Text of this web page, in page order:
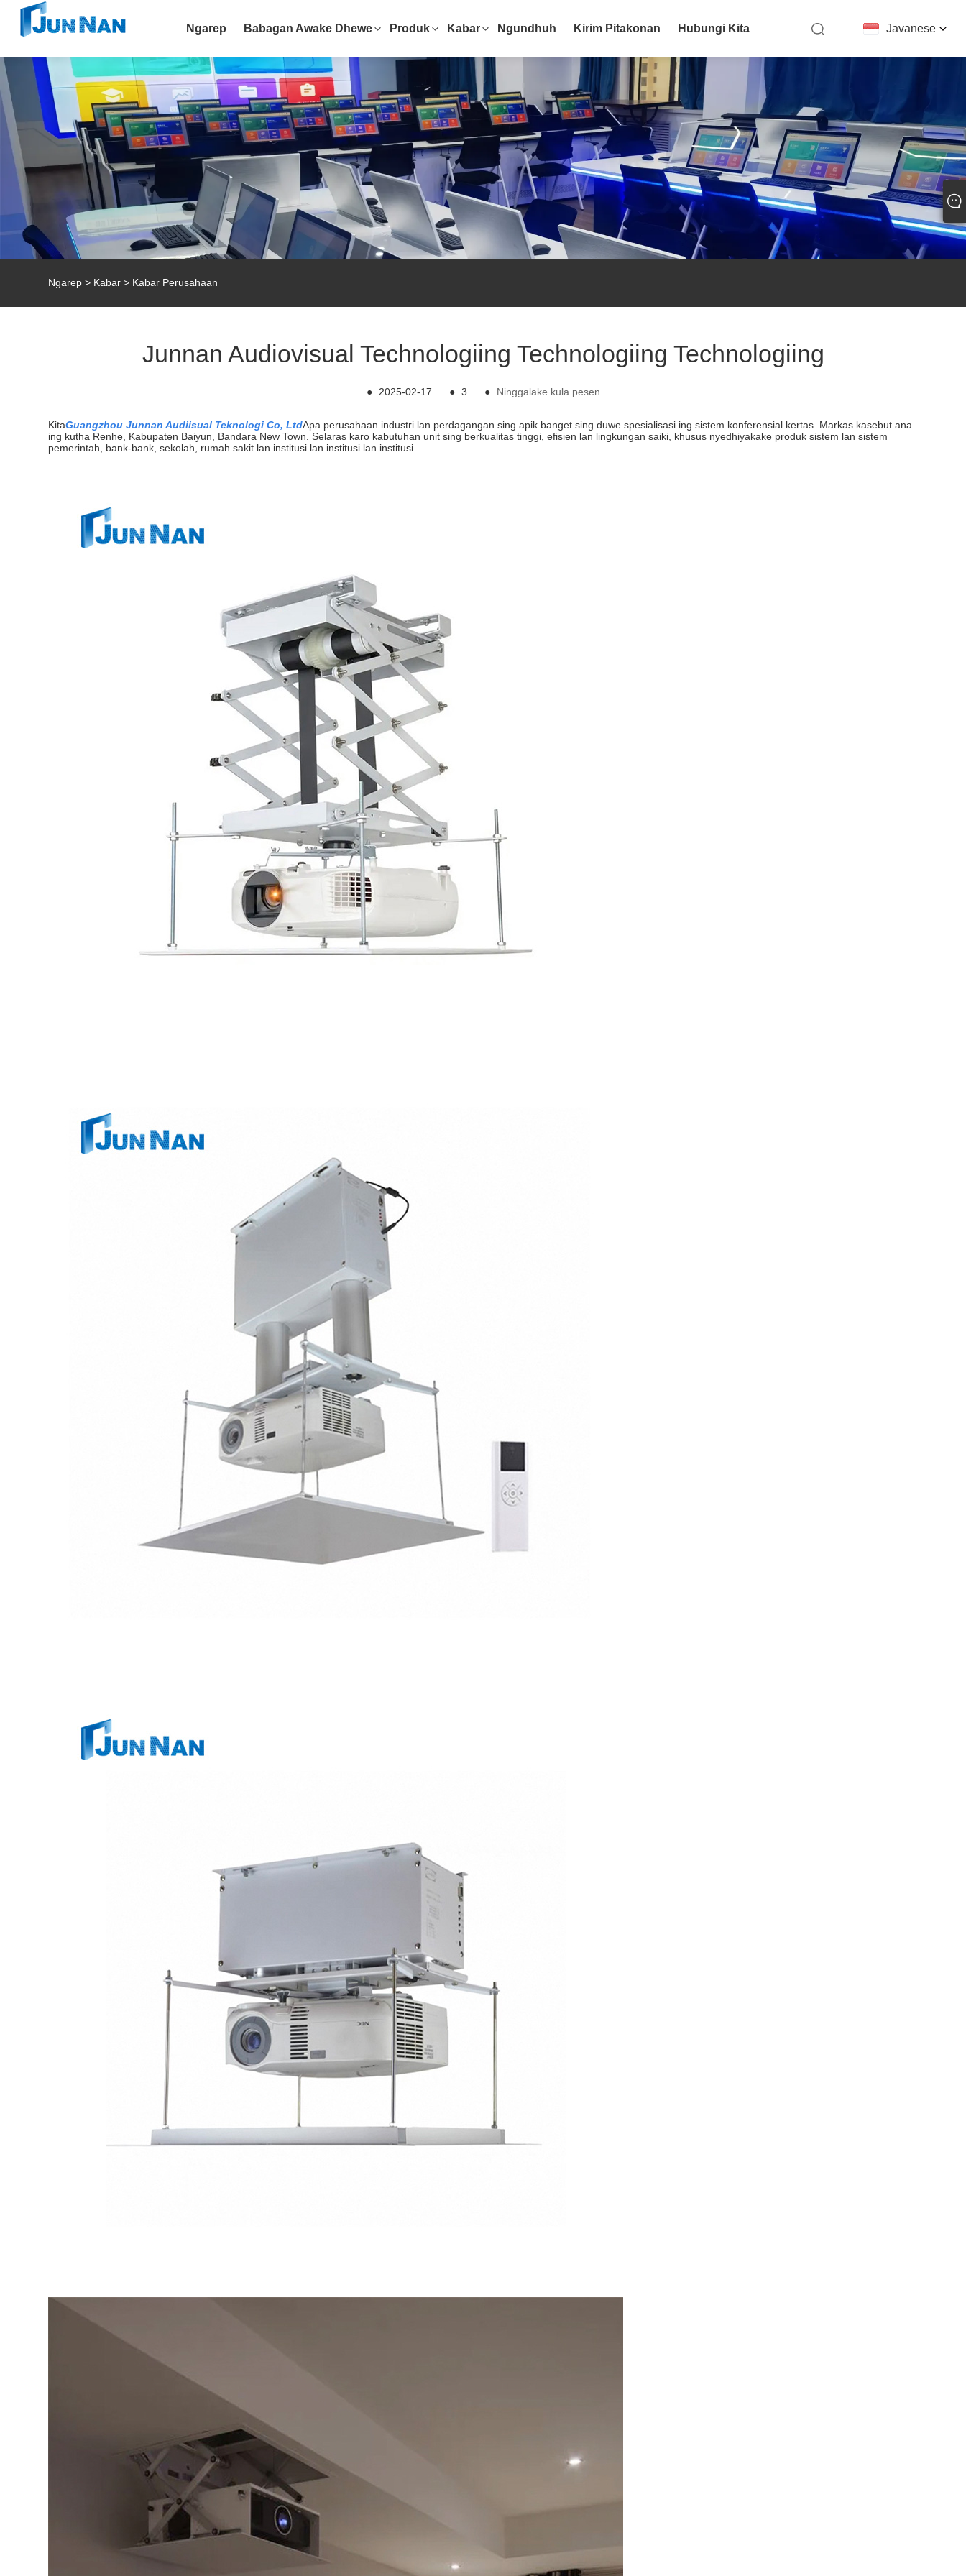
Javanese
Ngarep Babagan Awake Dhewe Produk Kabar Ngundhuh Kirim Pitakonan Hubungi Kita
Ngarep > Kabar > Kabar Perusahaan
Junnan Audiovisual Technologiing Technologiing Technologiing
● 2025-02-17 ● 3 ● Ninggalake kula pesen
KitaGuangzhou Junnan Audiisual Teknologi Co, LtdApa perusahaan industri lan perdagangan sing apik banget sing duwe spesialisasi ing sistem konferensial kertas. Markas kasebut ana
ing kutha Renhe, Kabupaten Baiyun, Bandara New Town. Selaras karo kabutuhan unit sing berkualitas tinggi, efisien lan lingkungan saiki, khusus nyedhiyakake produk sistem lan sistem
pemerintah, bank-bank, sekolah, rumah sakit lan institusi lan institusi lan institusi.